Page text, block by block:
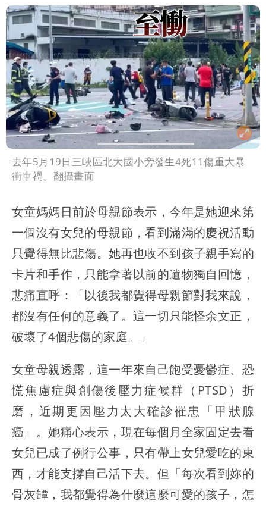
去年5月19日三峽區北大國小旁發生4死11傷重大暴
衝車禍。翻攝畫面
女童媽媽日前於母親節表示，今年是她迎來第
一個沒有女兒的母親節，看到滿滿的慶祝活動
只覺得無比悲傷。她再也收不到孩子親手寫的
卡片和手作，只能拿著以前的遺物獨自回憶，
悲痛直呼：「以後我都覺得母親節對我來說，
都沒有任何的意義了。這一切只能怪余文正，
破壞了4個悲傷的家庭。」
女童母親透露，這一年來自己飽受憂鬱症、恐
慌焦慮症與創傷後壓力症候群（PTSD）折
磨，近期更因壓力太大確診罹患「甲狀腺
癌」。她痛心表示，現在每個月全家固定去看
女兒已成了例行公事，只有帶上女兒愛吃的東
西，才能支撐自己活下去。但「每次看到妳的
骨灰罈，我都覺得為什麼這麼可愛的孩子，怎